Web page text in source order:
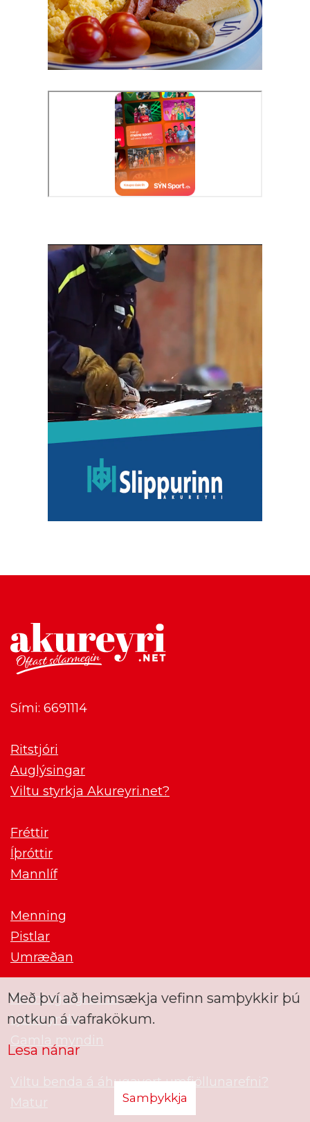
Sími: 6691114
Ritstjóri
Auglýsingar
Viltu styrkja Akureyri.net?
Fréttir
Íþróttir
Mannlíf
Menning
Pistlar
Umræðan
Minningargreinar
Ljósmyndir
Gamla myndin
Viltu benda á áhugavert umfjöllunarefni?
Matur
Með því að heimsækja vefinn samþykkir þú
notkun á vafrakökum.
Lesa nánar
Samþykkja